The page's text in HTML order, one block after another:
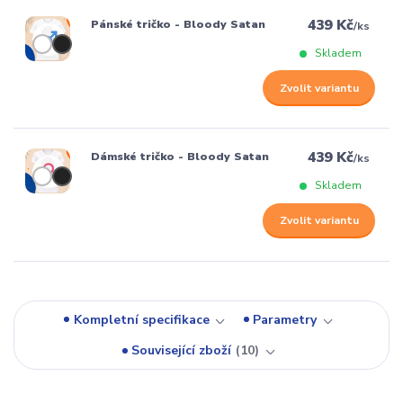
Pánské tričko - Bloody Satan 439 Kč/ks
Skladem
Zvolit variantu
Dámské tričko - Bloody Satan 439 Kč/ks
Skladem
Zvolit variantu
Kompletní specifikace
Parametry
Související zboží
10